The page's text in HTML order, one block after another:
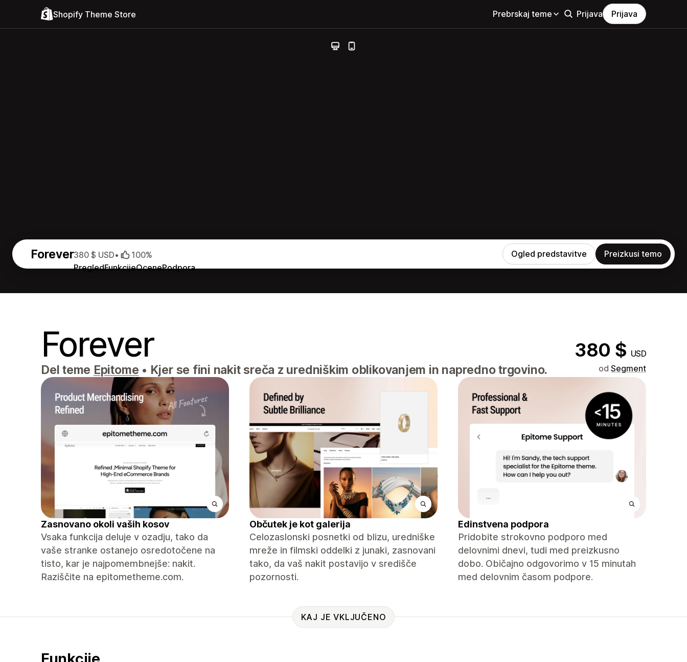
Shopify Theme Store Prebrskaj teme Prijava Prijava
Forever
PregledFunkcijeOcenePodpora
380 $ USD• 100% Ogled predstavitve Preizkusi temo
Forever 380 $ USD
Del teme Epitome • Kjer se fini nakit sreča z uredniškim oblikovanjem in napredno trgovino. od Segment
Zasnovano okoli vaših kosov
Vsaka funkcija deluje v ozadju, tako da
vaše stranke ostanejo osredotočene na
tisto, kar je najpomembnejše: nakit.
Raziščite na epitometheme.com.
Občutek je kot galerija
Celozaslonski posnetki od blizu, uredniške
mreže in filmski oddelki z junaki, zasnovani
tako, da vaš nakit postavijo v središče
pozornosti.
Edinstvena podpora
Pridobite strokovno podporo med
delovnimi dnevi, tudi med preizkusno
dobo. Običajno odgovorimo v 15 minutah
med delovnim časom podpore.
KAJ JE VKLJUČENO